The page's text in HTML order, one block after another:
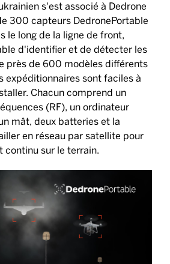
s'est associé à Dedrone
300 capteurs DedronePortable
le long de la ligne de front,
d'identifier et de détecter les
près de 600 modèles différents
expéditionnaires sont faciles à
Chacun comprend un
(RF), un ordinateur
mât, deux batteries et la
en réseau par satellite pour
continu sur le terrain.